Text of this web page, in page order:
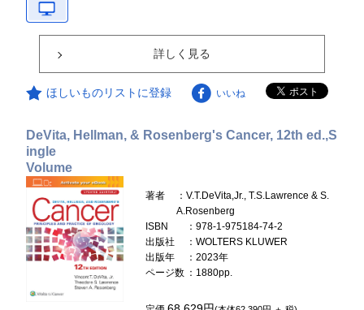
詳しく見る
ほしいものリストに登録 いいね
DeVita, Hellman, & Rosenberg's Cancer, 12th ed.,S
ingle
Volume
著者
：V.T.DeVita,Jr., T.S.Lawrence & S.
A.Rosenberg
ISBN
：978-1-975184-74-2
出版社
：WOLTERS KLUWER
出版年
：2023年
ページ数 ：1880pp.